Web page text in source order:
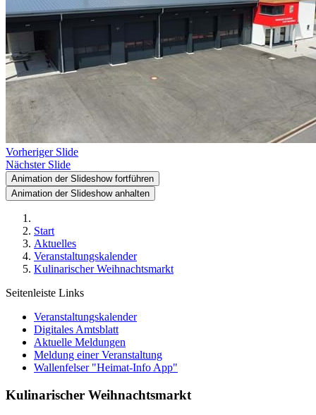
Vorheriger Slide
Nächster Slide
Animation der Slideshow fortführen
Animation der Slideshow anhalten
Start
Aktuelles
Veranstaltungskalender
Kulinarischer Weihnachtsmarkt
Seitenleiste Links
Veranstaltungskalender
Digitales Amtsblatt
Aktuelle Meldungen
Meldung einer Veranstaltung
Wallenfelser "Heimat-Info App"
Kulinarischer Weihnachtsmarkt